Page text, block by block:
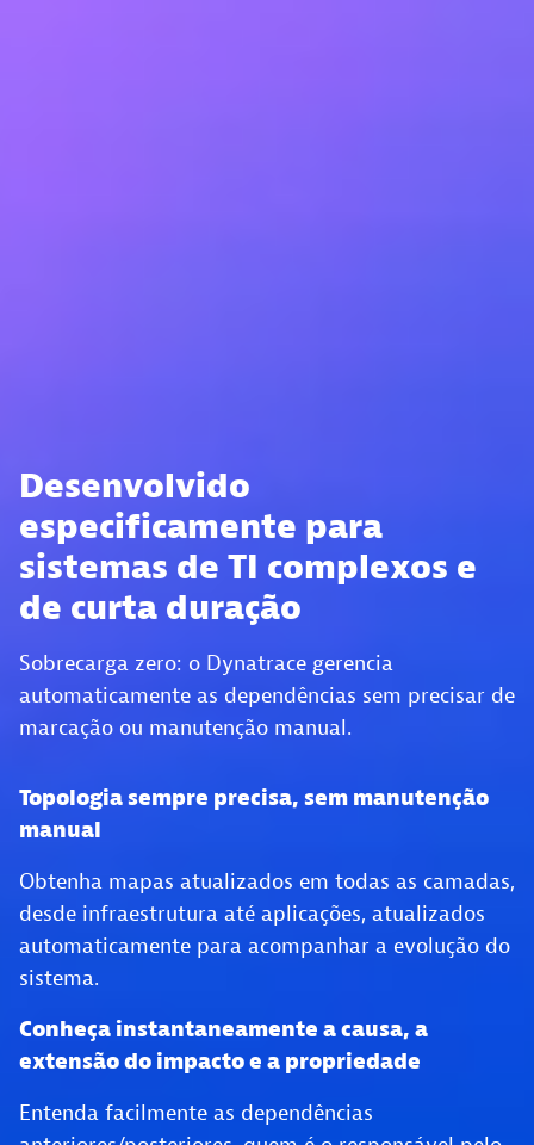
Desenvolvido
especificamente para
sistemas de TI complexos e
de curta duração
Sobrecarga zero: o Dynatrace gerencia
automaticamente as dependências sem precisar de
marcação ou manutenção manual.
Topologia sempre precisa, sem manutenção
manual
Obtenha mapas atualizados em todas as camadas,
desde infraestrutura até aplicações, atualizados
automaticamente para acompanhar a evolução do
sistema.
Conheça instantaneamente a causa, a
extensão do impacto e a propriedade
Entenda facilmente as dependências